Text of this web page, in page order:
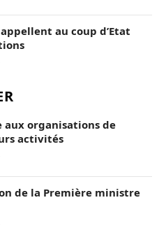
au coup d’Etat
aux organisations de
activités
de la Première ministre